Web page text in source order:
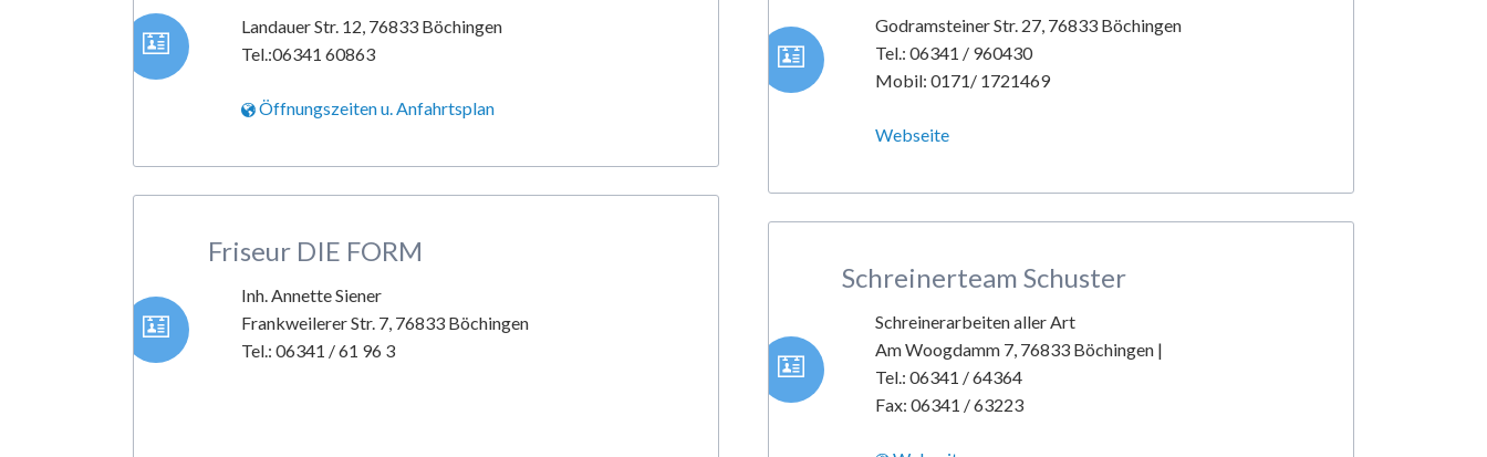
Landauer Str. 12, 76833 Böchingen
Tel.:06341 60863
Öffnungszeiten u. Anfahrtsplan
Friseur DIE FORM
Inh. Annette Siener
Frankweilerer Str. 7, 76833 Böchingen
Tel.: 06341 / 61 96 3
Godramsteiner Str. 27, 76833 Böchingen
Tel.: 06341 / 960430
Mobil: 0171/ 1721469
Webseite
Schreinerteam Schuster
Schreinerarbeiten aller Art
Am Woogdamm 7, 76833 Böchingen |
Tel.: 06341 / 64364
Fax: 06341 / 63223